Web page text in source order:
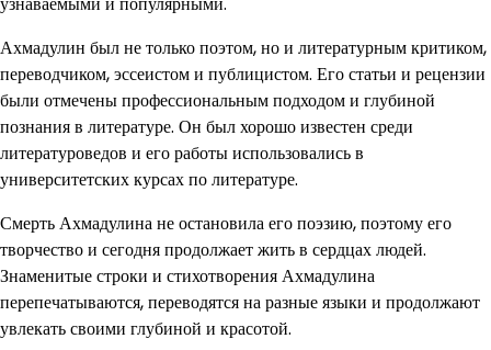
Ахмадулин был не только поэтом, но и литературным критиком,
переводчиком, эссеистом и публицистом. Его статьи и рецензии
были отмечены профессиональным подходом и глубиной
познания в литературе. Он был хорошо известен среди
литературоведов и его работы использовались в
университетских курсах по литературе.
Смерть Ахмадулина не остановила его поэзию, поэтому его
творчество и сегодня продолжает жить в сердцах людей.
Знаменитые строки и стихотворения Ахмадулина
перепечатываются, переводятся на разные языки и продолжают
увлекать своими глубиной и красотой.